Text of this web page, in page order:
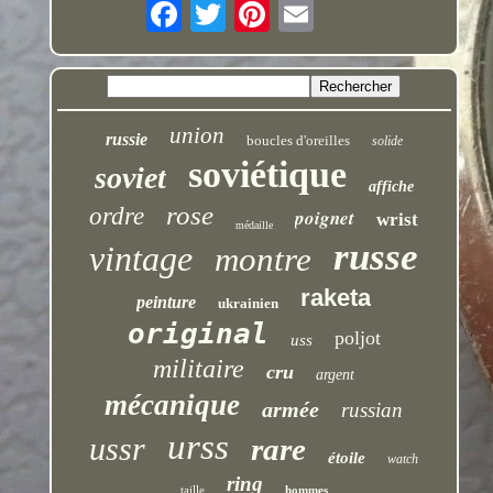
russie union boucles d'oreilles solide
soviet soviétique affiche
ordre rose médaille poignet wrist
vintage montre russe
peinture ukrainien raketa
original uss poljot
militaire cru argent
mécanique armée russian
ussr urss rare étoile watch
taille ring hommes